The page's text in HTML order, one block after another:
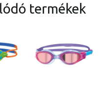
termékek